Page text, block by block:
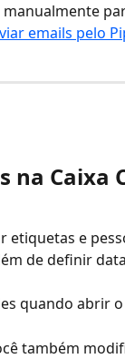
emails pelo
na Caixa
etiquetas e
de definir
quando abrir
também